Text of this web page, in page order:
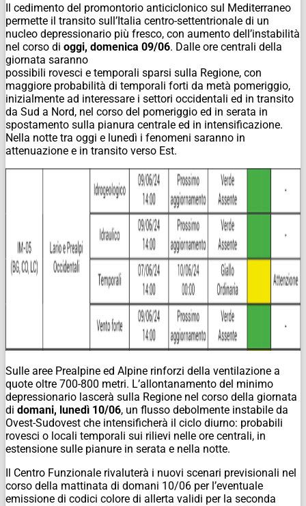
Il cedimento del promontorio anticiclonico sul Mediterraneo
permette il transito sull’Italia centro-settentrionale di un
nucleo depressionario più fresco, con aumento dell’instabilità
nel corso di oggi, domenica 09/06. Dalle ore centrali della
giornata saranno
possibili rovesci e temporali sparsi sulla Regione, con
maggiore probabilità di temporali forti da metà pomeriggio,
inizialmente ad interessare i settori occidentali ed in transito
da Sud a Nord, nel corso del pomeriggio ed in serata in
spostamento sulla pianura centrale ed in intensificazione.
Nella notte tra oggi e lunedì i fenomeni saranno in
attenuazione e in transito verso Est.
Sulle aree Prealpine ed Alpine rinforzi della ventilazione a
quote oltre 700-800 metri. L’allontanamento del minimo
depressionario lascerà sulla Regione nel corso della giornata
di domani, lunedì 10/06, un flusso debolmente instabile da
Ovest-Sudovest che intensificherà il ciclo diurno: probabili
rovesci o locali temporali sui rilievi nelle ore centrali, in
estensione sulle pianure in serata e nella notte.
Il Centro Funzionale rivaluterà i nuovi scenari previsionali nel
corso della mattinata di domani 10/06 per l’eventuale
emissione di codici colore di allerta validi per la seconda